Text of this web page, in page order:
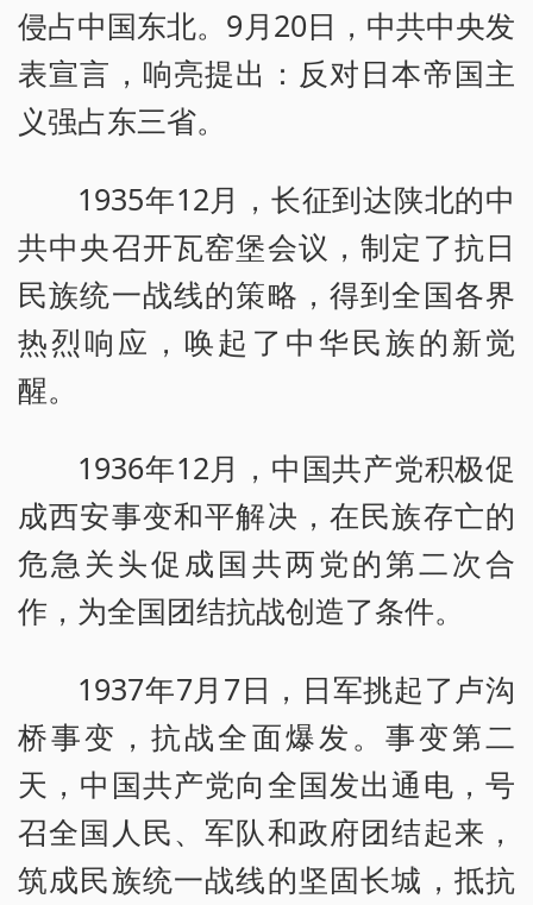
侵占中国东北。9月20日，中共中央发
表宣言，响亮提出：反对日本帝国主
义强占东三省。
1935年12月，长征到达陕北的中
共中央召开瓦窑堡会议，制定了抗日
民族统一战线的策略，得到全国各界
热烈响应，唤起了中华民族的新觉
醒。
1936年12月，中国共产党积极促
成西安事变和平解决，在民族存亡的
危急关头促成国共两党的第二次合
作，为全国团结抗战创造了条件。
1937年7月7日，日军挑起了卢沟
桥事变，抗战全面爆发。事变第二
天，中国共产党向全国发出通电，号
召全国人民、军队和政府团结起来，
筑成民族统一战线的坚固长城，抵抗